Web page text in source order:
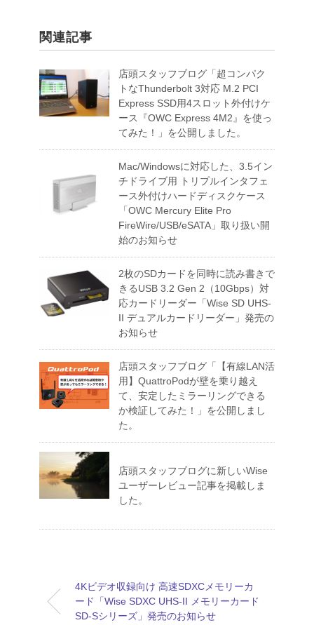
関連記事
店頭スタッフブログ「超コンパク
トなThunderbolt 3対応 M.2 PCI
Express SSD用4スロット外付けケ
ース『OWC Express 4M2』を使っ
てみた！」を公開しました。
Mac/Windowsに対応した、3.5イン
チドライブ用 トリプルインタフェ
ース外付けハードディスクケース
「OWC Mercury Elite Pro
FireWire/USB/eSATA」取り扱い開
始のお知らせ
2枚のSDカードを同時に読み書きで
きるUSB 3.2 Gen 2（10Gbps）対
応カードリーダー「Wise SD UHS-
II デュアルカードリーダー」発売の
お知らせ
店頭スタッフブログ「【有線LAN活
用】QuattroPodが壁を乗り越え
て、安定したミラーリングできる
か検証してみた！」を公開しまし
た。
店頭スタッフブログに新しいWise
ユーザーレビュー記事を掲載しま
した。
4Kビデオ収録向け 高速SDXCメモリーカ
ード「Wise SDXC UHS-II メモリーカード
SD-Sシリーズ」発売のお知らせ